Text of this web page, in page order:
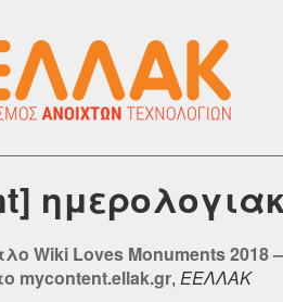
Wiki Loves Monuments
mycontent.ellak.gr, ΕΕΛΛΑΚ